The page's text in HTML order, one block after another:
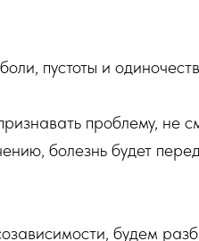
пустоты и
проблему, не
болезнь будет
будем